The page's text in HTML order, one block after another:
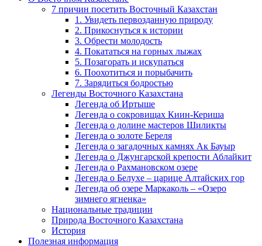
7 причин посетить Восточный Казахстан
1. Увидеть первозданную природу
2. Прикоснуться к истории
3. Обрести молодость
4. Покататься на горных лыжах
5. Позагорать и искупаться
6. Поохотиться и порыбачить
7. Зарядиться бодростью
Легенды Восточного Казахстана
Легенда об Иртыше
Легенда о сокровищах Киин-Кериша
Легенда о долине мастеров Шиликты
Легенда о золоте Береля
Легенда о загадочных камнях Ак Бауыр
Легенда о Джунгарской крепости Аблайкит
Легенда о Рахмановском озере
Легенда о Белухе – царице Алтайских гор
Легенда об озере Маркаколь – «Озеро
зимнего ягненка»
Национальные традиции
Природа Восточного Казахстана
История
Полезная информация